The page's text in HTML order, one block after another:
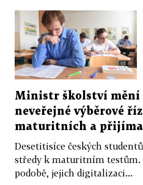
Ministr školství mění
neveřejné výběrové
maturitních a
Desetitisíce českých
středy k maturitním testům.
podobě, jejich digitalizaci...